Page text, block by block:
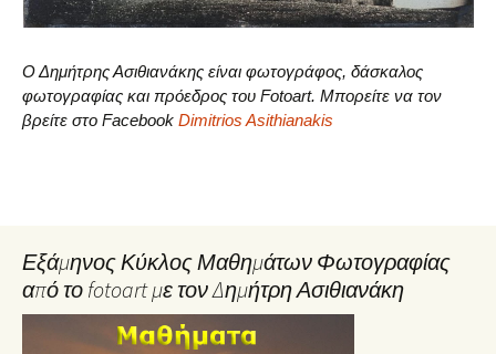
Ο Δημήτρης Ασιθιανάκης είναι φωτογράφος, δάσκαλος
φωτογραφίας και πρόεδρος του Fotoart. Μπορείτε να τον
βρείτε στο Facebook Dimitrios Asithianakis
Εξάμηνος Κύκλος Μαθημάτων Φωτογραφίας
από το fotoart με τον Δημήτρη Ασιθιανάκη